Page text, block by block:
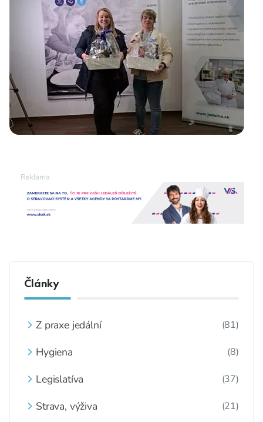
Články
Z praxe jedální (81)
Hygiena (8)
Legislatíva (37)
Strava, výživa (21)